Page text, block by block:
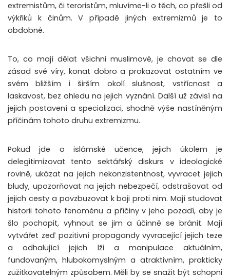
extremistům, či teroristům, mluvíme-li o těch, co přešli od
výkřiků k činům. V případě jiných extremizmů je to
obdobné.
To, co mají dělat všichni muslimové, je chovat se dle
zásad své víry, konat dobro a prokazovat ostatním ve
svém bližším i širším okolí slušnost, vstřícnost a
laskavost, bez ohledu na jejich vyznání. Další už závisí na
jejich postavení a specializaci, shodně výše nastíněným
příčinám tohoto druhu extremizmu.
Pokud jde o islámské učence, jejich úkolem je
delegitimizovat tento sektářský diskurs v ideologické
rovině, ukázat na jejich nekonzistentnost, vyvracet jejich
bludy, upozorňovat na jejich nebezpečí, odstrašovat od
jejich cesty a povzbuzovat k boji proti nim. Mají studovat
historii tohoto fenoménu a příčiny v jeho pozadí, aby je
šlo pochopit, vyhnout se jim a účinně se bránit. Mají
vytvářet zeď pozitivní propagandy vyvracející jejich teze
a odhalující jejich lži a manipulace aktuálním,
fundovaným, hlubokomyslným a atraktivním, prakticky
zužitkovatelným způsobem. Měli by se snažit být schopni